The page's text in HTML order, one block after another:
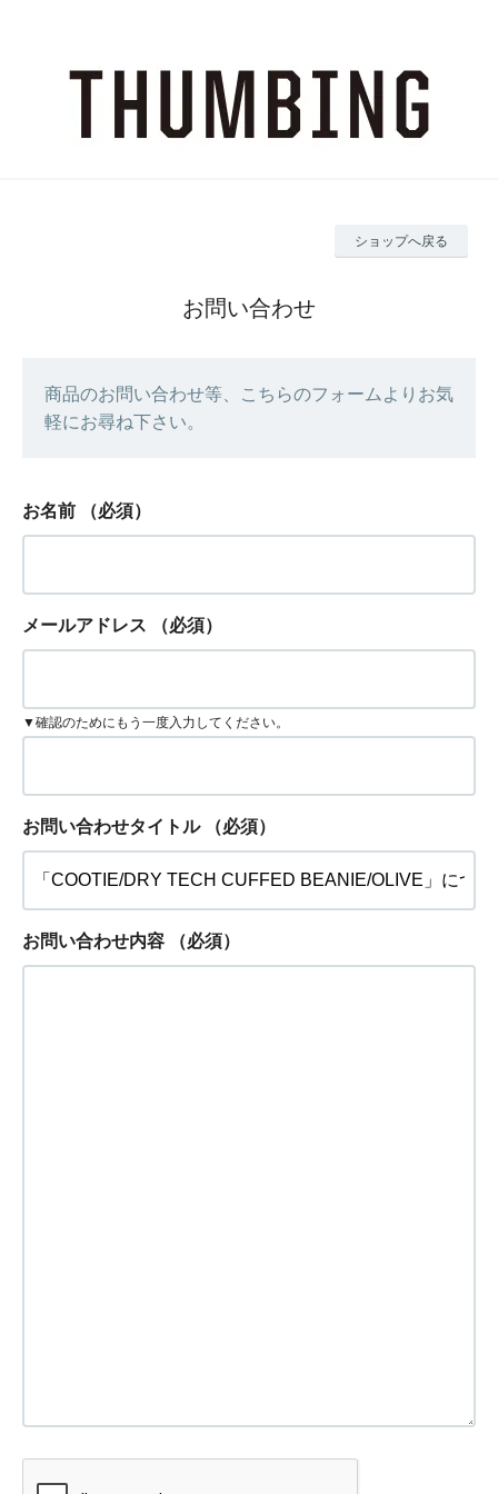
ショップへ戻る
お問い合わせ
商品のお問い合わせ等、こちらのフォームよりお気
軽にお尋ね下さい。
お名前 （必須）
メールアドレス （必須）
▼確認のためにもう一度入力してください。
お問い合わせタイトル （必須）
お問い合わせ内容 （必須）